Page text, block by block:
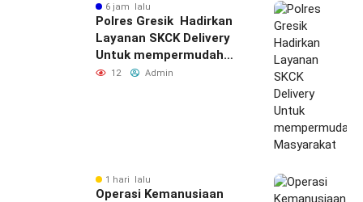
6 jam lalu
Polres Gresik Hadirkan
Layanan SKCK Delivery
Untuk mempermudah
Masyarakat
12 Admin
1 hari lalu
Operasi Kemanusiaan